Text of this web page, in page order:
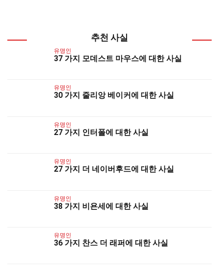
추천 사실
유명인
37 가지 모데스트 마우스에 대한 사실
유명인
30 가지 줄리앙 베이커에 대한 사실
유명인
27 가지 인터폴에 대한 사실
유명인
27 가지 더 네이버후드에 대한 사실
유명인
38 가지 비욘세에 대한 사실
유명인
36 가지 찬스 더 래퍼에 대한 사실